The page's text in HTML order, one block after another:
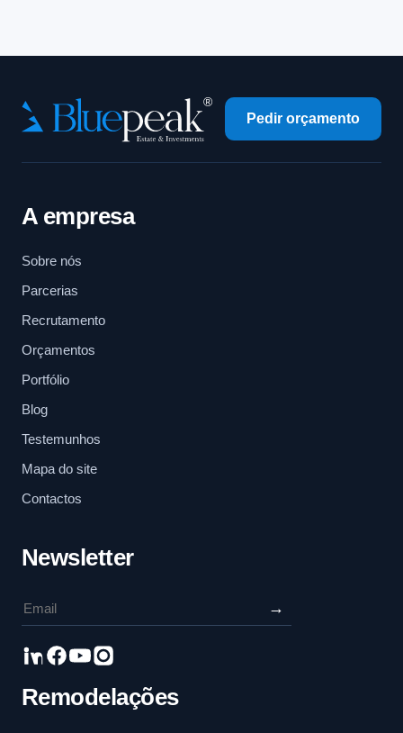
Pedir orçamento
A empresa
Sobre nós
Parcerias
Recrutamento
Orçamentos
Portfólio
Blog
Testemunhos
Mapa do site
Contactos
Newsletter
→
Remodelações